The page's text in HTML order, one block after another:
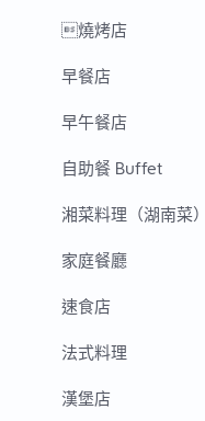
燒烤店
早餐店
早午餐店
自助餐 Buffet
湘菜料理（湖南菜）
家庭餐廳
速食店
法式料理
漢堡店